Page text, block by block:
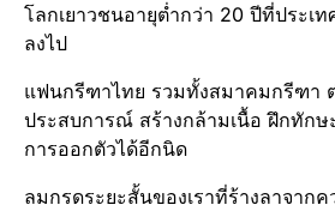
โลกเยาวชนอายุต่ำกว่า 20 ปีที่ประเท
ลงไป
แฟนกรีฑา​ไทย รวมทั้งสมาคมกรีฑา​
ประสบการณ์ สร้างกล้ามเนื้อ ฝึกทัก
การออกตัวได้อีกนิด
ลมกรดระยะสั้นของเราที่ร้างลาจากค